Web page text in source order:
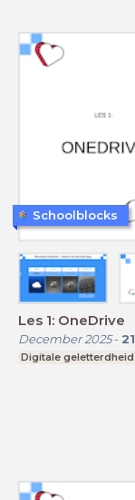
Les 1: OneDrive
December 2025- 21
Digitale geletterdheid
Schoolblocks